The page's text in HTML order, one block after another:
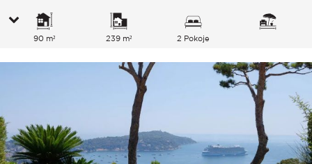
90 m² 239 m² 2 Pokoje